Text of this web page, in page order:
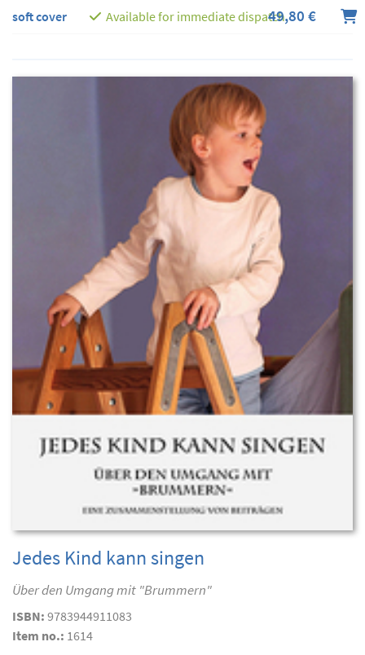
soft cover Available for immediate dispatch49,80 €
Jedes Kind kann singen
Über den Umgang mit "Brummern"
ISBN: 9783944911083
Item no.: 1614